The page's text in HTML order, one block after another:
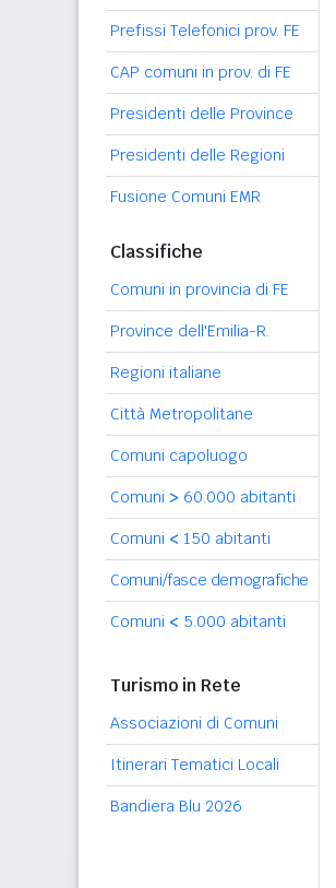
Prefissi Telefonici prov. FE
CAP comuni in prov. di FE
Presidenti delle Province
Presidenti delle Regioni
Fusione Comuni EMR
Classifiche
Comuni in provincia di FE
Province dell'Emilia-R.
Regioni italiane
Città Metropolitane
Comuni capoluogo
Comuni > 60.000 abitanti
Comuni < 150 abitanti
Comuni/fasce demografiche
Comuni < 5.000 abitanti
Turismo in Rete
Associazioni di Comuni
Itinerari Tematici Locali
Bandiera Blu 2026